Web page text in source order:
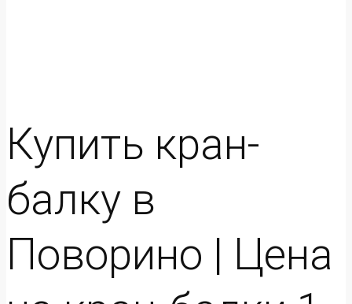
Купить кран-
балку в
Поворино | Цена